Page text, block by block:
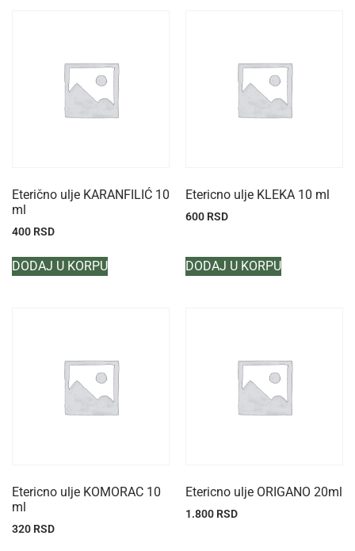
Eterično ulje KARANFILIĆ 10
ml
400 RSD
DODAJ U KORPU
Etericno ulje KLEKA 10 ml
600 RSD
DODAJ U KORPU
Etericno ulje KOMORAC 10
ml
320 RSD
Etericno ulje ORIGANO 20ml
1.800 RSD